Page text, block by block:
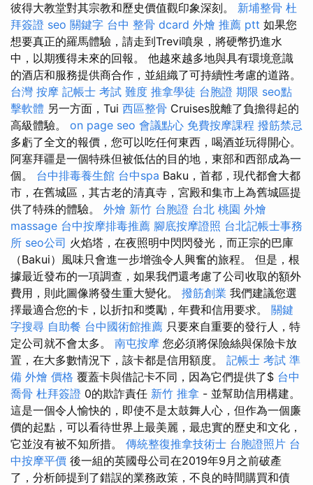
彼得大教堂對其宗教和歷史價值觀印象深刻。 新埔整骨 杜
拜簽證 seo 關鍵字 台中 整骨 dcard 外燴 推薦 ptt 如果您
想要真正的羅馬體驗，請走到Trevi噴泉，將硬幣扔進水
中，以期獲得未來的回報。 他越來越多地與具有環境意識
的酒店和服務提供商合作，並組織了可持續性考慮的道路。
台灣 按摩 記帳士 考試 難度 推拿學徒 台胞證 期限 seo點
擊軟體 另一方面，Tui 西區整骨 Cruises脫離了負擔得起的
高級體驗。 on page seo 會議點心 免費按摩課程 撥筋禁忌
多虧了全文的報價，您可以吃任何東西，喝酒並玩得開心。
阿塞拜疆是一個特殊但被低估的目的地，東部和西部成為一
個。 台中排毒養生館 台中spa Baku，首都，現代都會大都
市，在舊城區，其古老的清真寺，宮殿和集市上為舊城區提
供了特殊的體驗。 外燴 新竹 台胞證 台北 桃園 外燴
massage 台中按摩排毒推薦 腳底按摩證照 台北記帳士事務
所 seo公司 火焰塔，在夜照明中閃閃發光，而正宗的巴庫
（Bakui）風味只會進一步增強令人興奮的旅程。 但是，根
據最近發布的一項調查，如果我們還考慮了公司收取的額外
費用，則此圖像將發生重大變化。 撥筋創業 我們建議您選
擇最適合您的卡，以折扣和獎勵，年費和信用要求。 關鍵
字搜尋 自助餐 台中國術館推薦 只要來自重要的發行人，特
定公司就不會太多。 南屯按摩 您必須將保險絲與保險卡放
置，在大多數情況下，該卡都是信用額度。 記帳士 考試 準
備 外燴 價格 覆蓋卡與借記卡不同，因為它們提供了$ 台中
喬骨 杜拜簽證 0的欺詐責任 新竹 推拿 - 並幫助信用構建。
這是一個令人愉快的，即使不是太鼓舞人心，但作為一個廉
價的起點，可以看待世界上最美麗，最忠實的歷史和文化，
它並沒有被不知所措。 傳統整復推拿技術士 台胞證照片 台
中按摩平價 後一組的英國母公司在2019年9月之前破產
了，分析師提到了錯誤的業務政策，不良的時間購買和債